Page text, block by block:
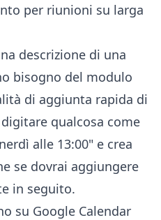
per riunioni su larga
descrizione di una
bisogno del modulo
di aggiunta rapida di
qualcosa come
alle 13:00" e crea
se dovrai aggiungere
in seguito.
su Google Calendar